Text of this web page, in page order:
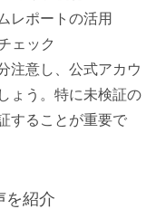
レポートの活用
ェック
注意し、公式アカウ
ょう。特に未検証の
することが重要で
を紹介